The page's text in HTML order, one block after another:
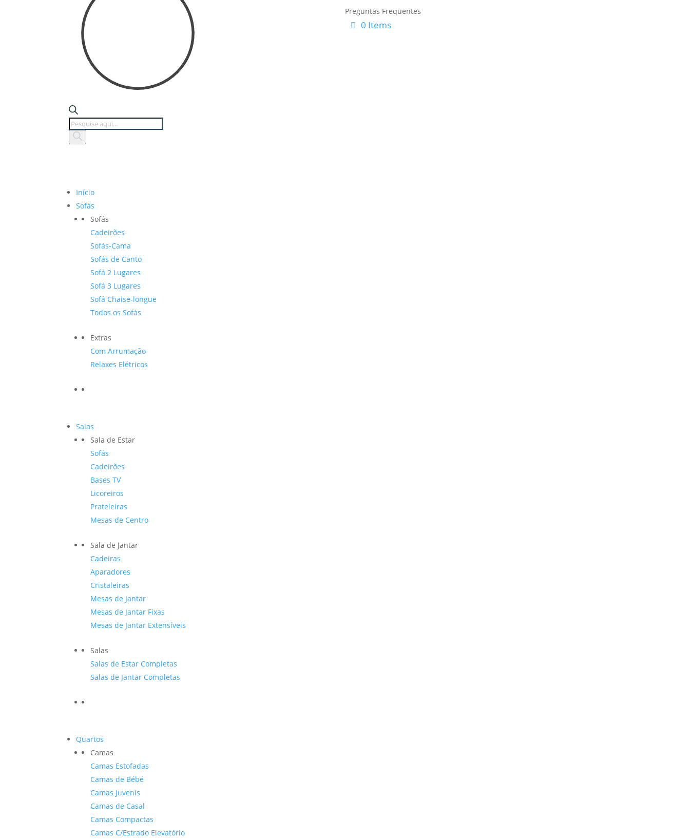
Products
search
Preguntas Frequentes
0 Items
Início
Sofás
Sofás
Cadeirões
Sofás-Cama
Sofás de Canto
Sofá 2 Lugares
Sofá 3 Lugares
Sofá Chaise-longue
Todos os Sofás
Extras
Com Arrumação
Relaxes Elétricos
Salas
Sala de Estar
Sofás
Cadeirões
Bases TV
Licoreiros
Prateleiras
Mesas de Centro
Sala de Jantar
Cadeiras
Aparadores
Cristaleiras
Mesas de Jantar
Mesas de Jantar Fixas
Mesas de Jantar Extensíveis
Salas
Salas de Estar Completas
Salas de Jantar Completas
Quartos
Camas
Camas Estofadas
Camas de Bébé
Camas Juvenis
Camas de Casal
Camas Compactas
Camas C/Estrado Elevatório